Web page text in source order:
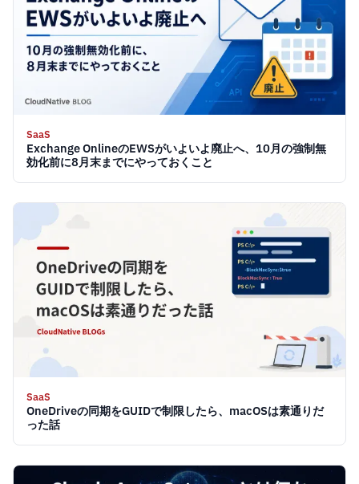
SaaS
Exchange OnlineのEWSがいよいよ廃止へ、10月の強制無
効化前に8月末までにやっておくこと
SaaS
OneDriveの同期をGUIDで制限したら、macOSは素通りだ
った話